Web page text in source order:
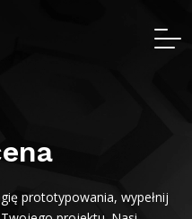
prototypowania, wypełnij